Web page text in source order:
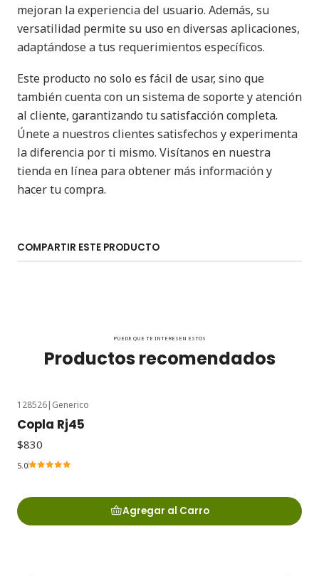
mejoran la experiencia del usuario. Además, su
versatilidad permite su uso en diversas aplicaciones,
adaptándose a tus requerimientos específicos.
Este producto no solo es fácil de usar, sino que
también cuenta con un sistema de soporte y atención
al cliente, garantizando tu satisfacción completa.
Únete a nuestros clientes satisfechos y experimenta
la diferencia por ti mismo. Visítanos en nuestra
tienda en línea para obtener más información y
hacer tu compra.
COMPARTIR ESTE PRODUCTO
PUEDE QUE TE INTERESEN ESTOS
Productos recomendados
128526| Generico
Copla Rj45
$830
5.0
Agregar al Carro